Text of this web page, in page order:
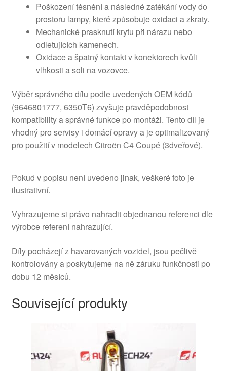
Poškození těsnění a následné zatékání vody do
prostoru lampy, které způsobuje oxidaci a zkraty.
Mechanické prasknutí krytu při nárazu nebo
odletujících kamenech.
Oxidace a špatný kontakt v konektorech kvůli
vlhkosti a soli na vozovce.
Výběr správného dílu podle uvedených OEM kódů
(9646801777, 6350T6) zvyšuje pravděpodobnost
kompatibility a správné funkce po montáži. Tento díl je
vhodný pro servisy i domácí opravy a je optimalizovaný
pro použití v modelech Citroën C4 Coupé (3dveřové).
Pokud v popisu není uvedeno jinak, veškeré foto je
ilustrativní.
Vyhrazujeme si právo nahradit objednanou referenci dle
výrobce referení nahrazující.
Díly pocházejí z havarovaných vozidel, jsou pečlivě
kontrolovány a poskytujeme na ně záruku funkčnosti po
dobu 12 měsíců.
Související produkty